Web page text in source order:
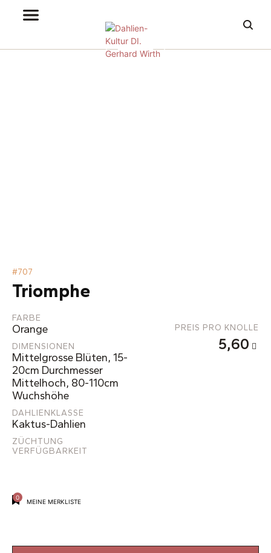
#707
Triomphe
FARBE
Orange
DIMENSIONEN
Mittelgrosse Blüten, 15-
20cm Durchmesser
Mittelhoch, 80-110cm
Wuchshöhe
PREIS PRO KNOLLE
5,60
DAHLIENKLASSE
Kaktus-Dahlien
ZÜCHTUNG
VERFÜGBARKEIT
0
MEINE MERKLISTE